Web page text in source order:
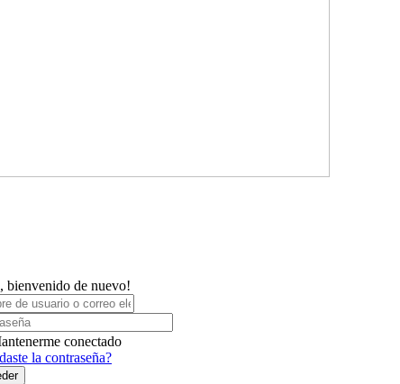
bienvenido de nuevo!
conectado
la contraseña?